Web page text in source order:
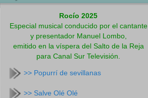
Rocío 2025
Especial musical conducido por el cantante
y presentador Manuel Lombo,
emitido en la víspera del Salto de la Reja
para Canal Sur Televisión.
>> Popurrí de sevillanas
>> Salve Olé Olé